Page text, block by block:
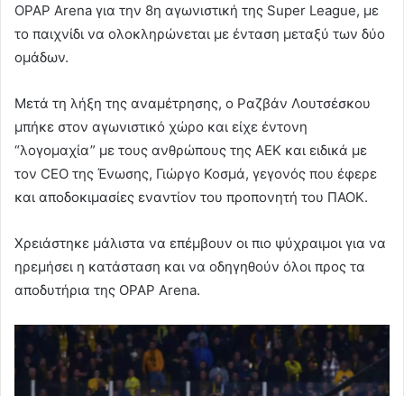
OPAP Arena για την 8η αγωνιστική της Super League, με
το παιχνίδι να ολοκληρώνεται με ένταση μεταξύ των δύο
ομάδων.
Μετά τη λήξη της αναμέτρησης, ο Ραζβάν Λουτσέσκου
μπήκε στον αγωνιστικό χώρο και είχε έντονη
“λογομαχία” με τους ανθρώπους της ΑΕΚ και ειδικά με
τον CEO της Ένωσης, Γιώργο Κοσμά, γεγονός που έφερε
και αποδοκιμασίες εναντίον του προπονητή του ΠΑΟΚ.
Χρειάστηκε μάλιστα να επέμβουν οι πιο ψύχραιμοι για να
ηρεμήσει η κατάσταση και να οδηγηθούν όλοι προς τα
αποδυτήρια της OPAP Arena.